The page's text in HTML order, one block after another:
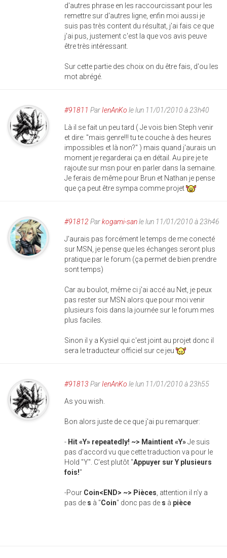
d'autres phrase en les raccourcissant pour les
remettre sur d'autres ligne, enfin moi aussi je
suis pas très content du résultat, j'ai fais ce que
j'ai pus, justement c'est la que vos avis peuve
être très intéressant.
Sur cette partie des choix on du être fais, d'ou les
mot abrégé.
#91811 Par IenAnKo le lun 11/01/2010 à 23h40
Là il se fait un peu tard ( Je vois bien Steph venir
et dire: "mais genre!!! tu te couche à des heures
impossibles et là non?" ) mais quand j'aurais un
moment je regarderai ça en détail. Au pire je te
rajoute sur msn pour en parler dans la semaine.
Je ferais de même pour Brun et Nathan je pense
que ça peut être sympa comme projet
#91812 Parkogami-sanle lun 11/01/2010 à 23h46
J'aurais pas forcément le temps de me conecté
sur MSN, je pense que les échanges seront plus
pratique par le forum (ça permet de bien prendre
sont temps)
Car au boulot, même ci j'ai accé au Net, je peux
pas rester sur MSN alors que pour moi venir
plusieurs fois dans la journée sur le forum mes
plus faciles.
Sinon il y a Kysiel qui c'est joint au projet donc il
sera le traducteur officiel sur ce jeu
#91813 Par IenAnKo le lun 11/01/2010 à 23h55
As you wish.
Bon alors juste de ce que j'ai pu remarquer:
- Hit «Y» repeatedly! ~> Maintient «Y»Je suis
pas d'accord vu que cette traduction va pour le
Hold "Y". C'est plutôt "Appuyer sur Y plusieurs
fois!"
-Pour Coin<END> ~> Pièces , attention il n'y a
pas de s à "Coin" donc pas de s à pièce